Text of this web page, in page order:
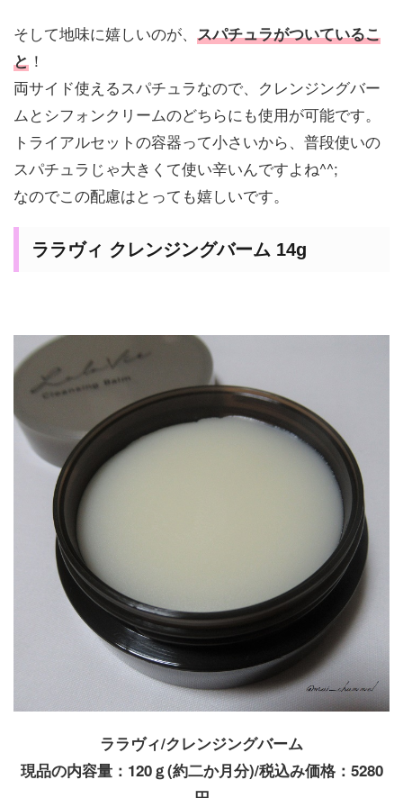
そして地味に嬉しいのが、 スパチュラがついているこ
と ！
両サイド使えるスパチュラなので、クレンジングバー
ムとシフォンクリームのどちらにも使用が可能です。
トライアルセットの容器って小さいから、普段使いの
スパチュラじゃ大きくて使い辛いんですよね^^;
なのでこの配慮はとっても嬉しいです。
ララヴィ クレンジングバーム 14g
ララヴィ/クレンジングバーム
現品の内容量：120ｇ(約二か月分)/税込み価格：5280